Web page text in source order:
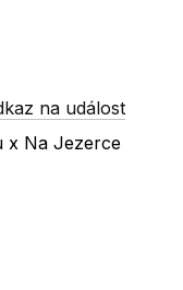
na událost
x Na Jezerce